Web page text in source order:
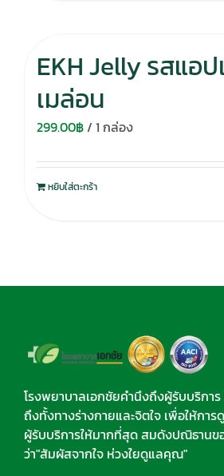
EKH Jelly รสแอ
เมล่อน
299.00฿/ 1 กล่อง
หยิบใส่ตะกร้า
โรงพยาบาลเอกชัยคำนึงถึงผู้รับบริกา
ถึงทั้งทางร่างกายและจิตใจ เพื่อให้กา
ผู้รับบริการให้มากที่สุด สมดังปณิธานข
ว่า"สัมผัสจากใจ ห่วงใยดูแลคุณ"